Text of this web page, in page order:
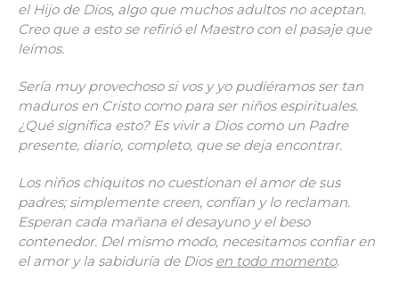
el Hijo de Dios, algo que muchos adultos no aceptan.
Creo que a esto se refirió el Maestro con el pasaje que
leímos.
Sería muy provechoso si vos y yo pudiéramos ser tan
maduros en Cristo como para ser niños espirituales.
¿Qué significa esto? Es vivir a Dios como un Padre
presente, diario, completo, que se deja encontrar.
Los niños chiquitos no cuestionan el amor de sus
padres; simplemente creen, confían y lo reclaman.
Esperan cada mañana el desayuno y el beso
contenedor. Del mismo modo, necesitamos confiar en
el amor y la sabiduría de Dios en todo momento.